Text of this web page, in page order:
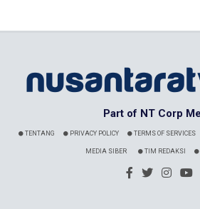
Part of NT Corp
TENTANG PRIVACY POLICY TERMS OF SERVICES
MEDIA SIBER TIM REDAKSI